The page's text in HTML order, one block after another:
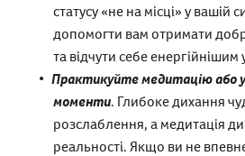
статусу «не на місці» у вашій
допомогти вам отримати
та відчути себе енергійнішим
Практикуйте медитацію або
моменти. Глибоке дихання
розслаблення, а медитація
реальності. Якщо ви не